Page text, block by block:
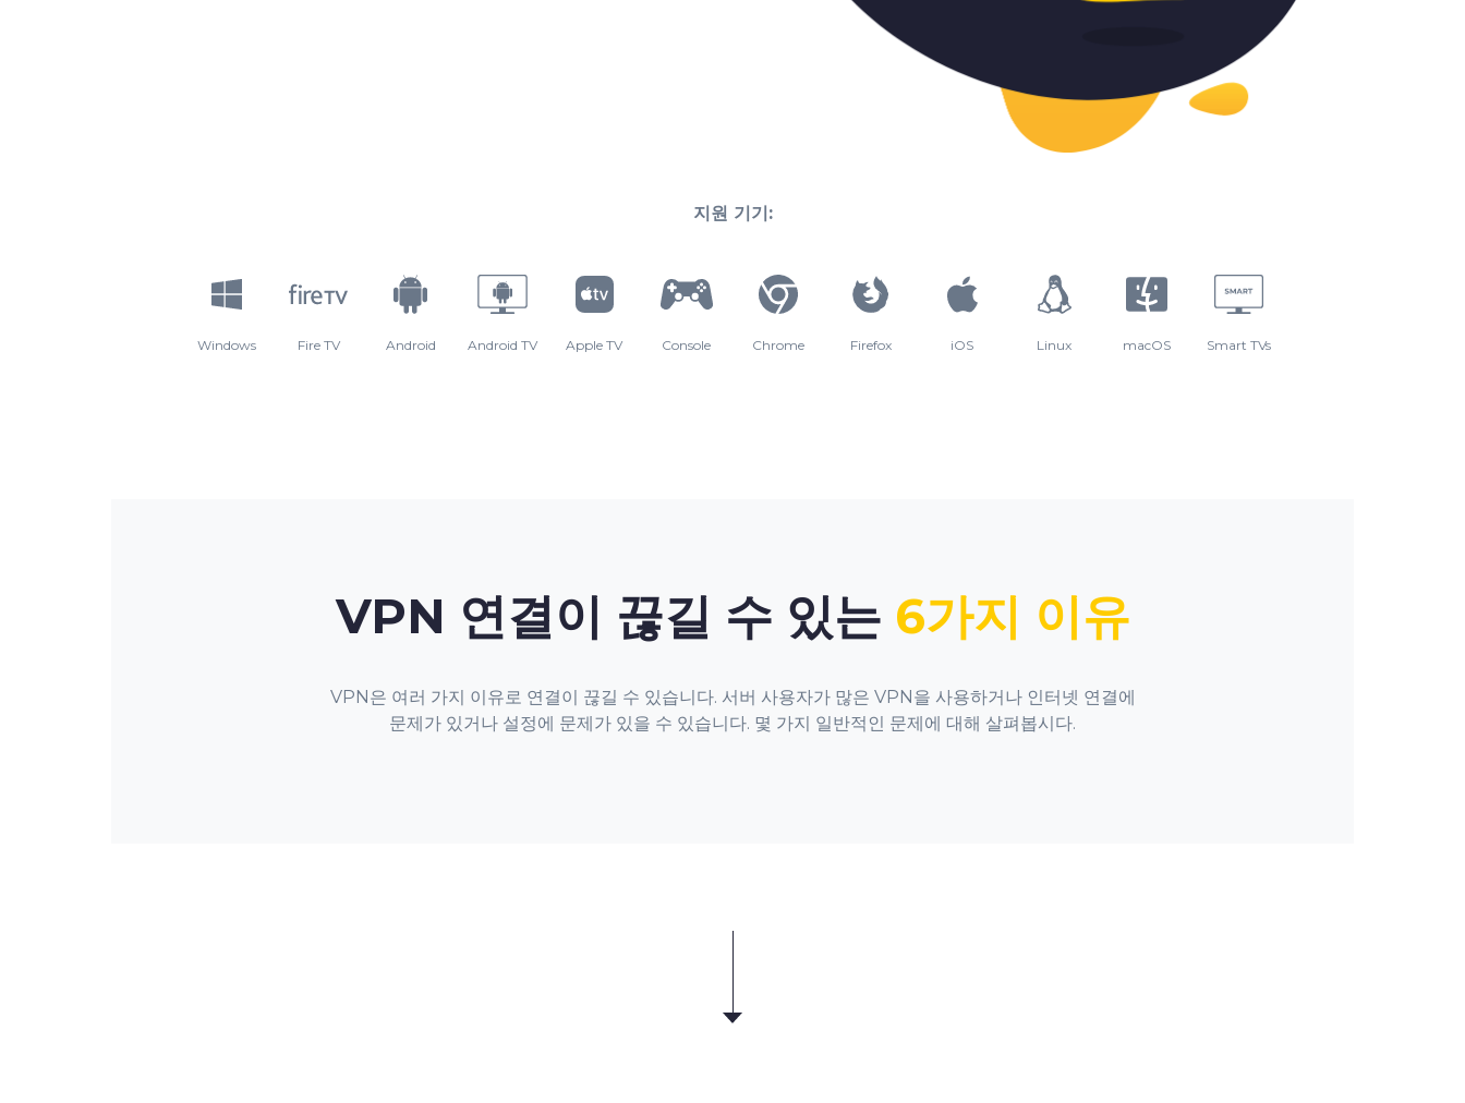
지원 기기:
Windows Fire TV Android Android TV Apple TV Console Chrome Firefox iOS Linux macOS Smart TVs
VPN 연결이 끊길 수 있는 6가지 이유
VPN은 여러 가지 이유로 연결이 끊길 수 있습니다. 서버 사용자가 많은 VPN을 사용하거나 인터넷 연결에
문제가 있거나 설정에 문제가 있을 수 있습니다. 몇 가지 일반적인 문제에 대해 살펴봅시다.